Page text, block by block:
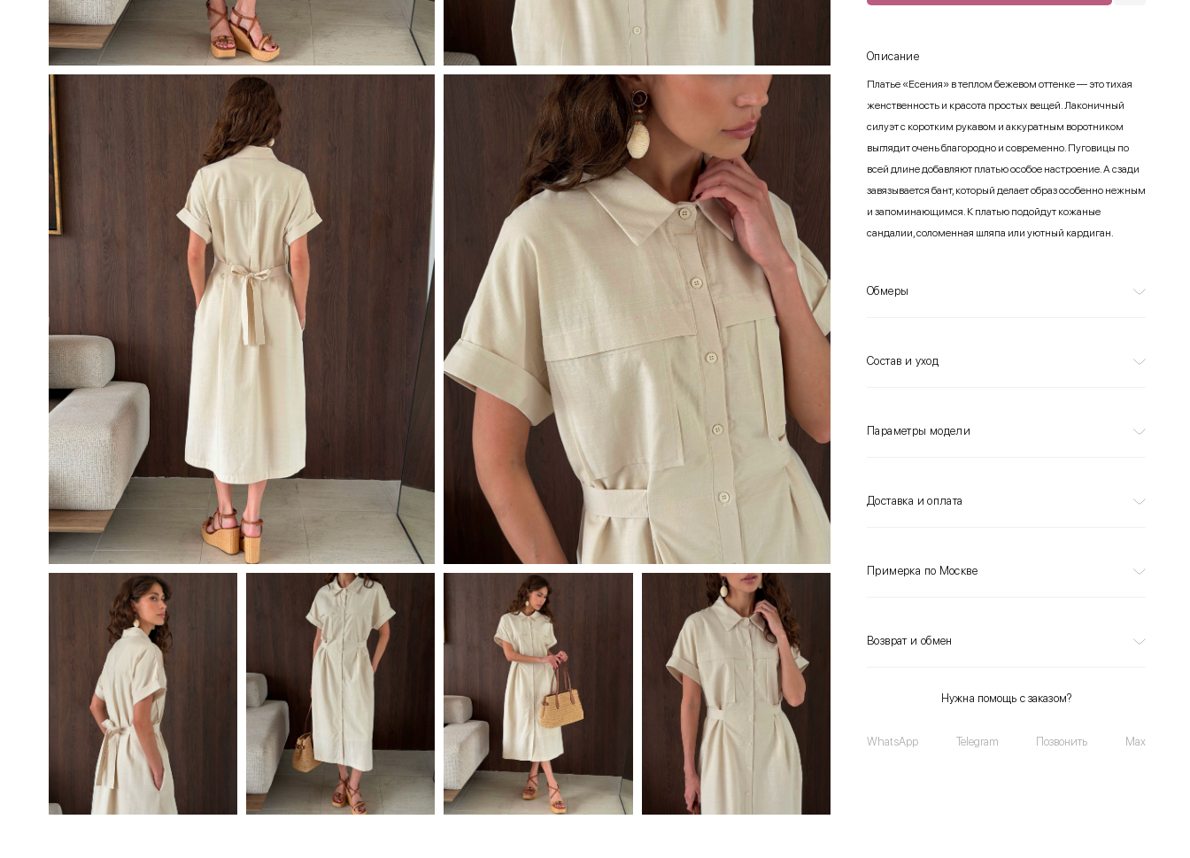
Описание
Платье «Есения» в теплом бежевом оттенке — это тихая
женственность и красота простых вещей. Лаконичный
силуэт с коротким рукавом и аккуратным воротником
выглядит очень благородно и современно. Пуговицы по
всей длине добавляют платью особое настроение. А сзади
завязывается бант, который делает образ особенно нежным
и запоминающимся. К платью подойдут кожаные
сандалии, соломенная шляпа или уютный кардиган.
Обмеры
Состав и уход
Параметры модели
Доставка и оплата
Примерка по Москве
Возврат и обмен
Нужна помощь с заказом?
WhatsApp Telegram Позвонить Max